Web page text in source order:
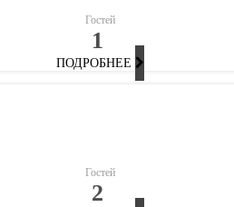
Гостей
1
ПОДРОБНЕЕ
Гостей
2